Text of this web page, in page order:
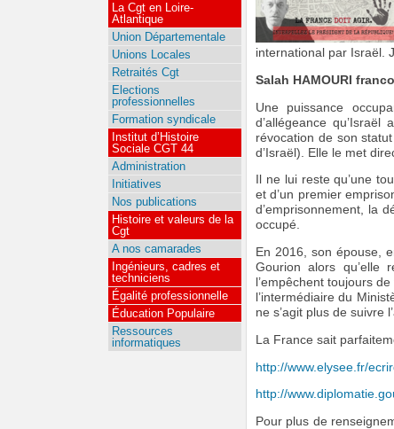
international par Israël.
Salah HAMOURI
Une puissance
d’allégeance
révocation de son
d’Israël). Elle le met
Il ne lui reste qu’une
et d’un premier
d’emprisonnement, la
occupé.
En 2016, son épouse,
Gourion alors qu’elle
l’empêchent toujours
l’intermédiaire du
ne s’agit plus de suivre
La France sait
http://www.elysee.fr/
http://
Pour plus de
La Cgt en Loire-
Atlantique
Union Départementale
Unions Locales
Retraités Cgt
Elections
professionnelles
Formation syndicale
Institut d’Histoire
Sociale CGT 44
Administration
Initiatives
Nos publications
Histoire et valeurs de la
Cgt
A nos camarades
Ingénieurs, cadres et
techniciens
Égalité professionnelle
Éducation Populaire
Ressources
informatiques